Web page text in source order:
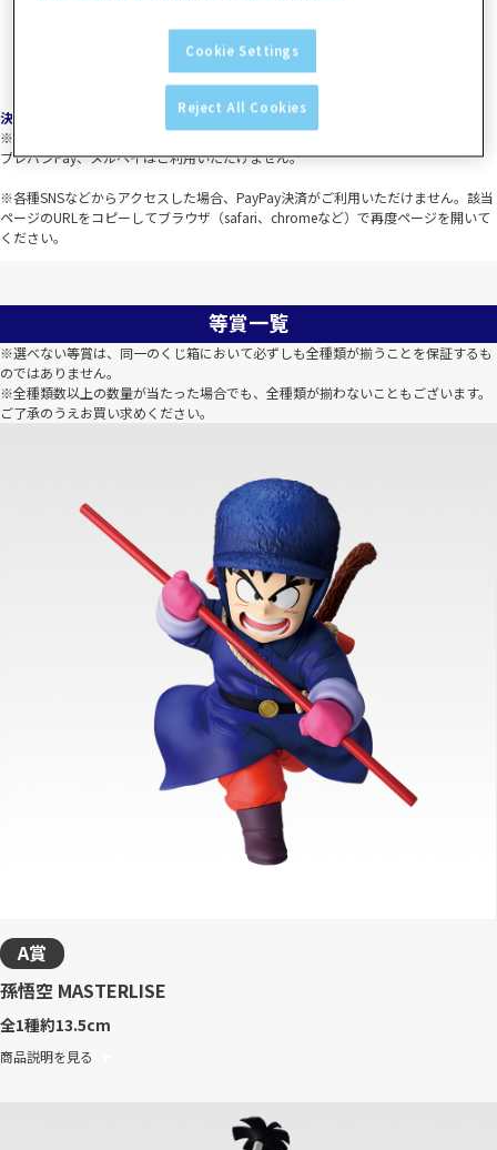
決済について
※「一番くじONLINE」旧サイトとは利用可能なお支払い方法が異なります。
プレバンPay、メルペイはご利用いただけません。
※各種SNSなどからアクセスした場合、PayPay決済がご利用いただけません。該当
ページのURLをコピーしてブラウザ（safari、chromeなど）で再度ページを開いて
ください。
等賞一覧
※選べない等賞は、同一のくじ箱において必ずしも全種類が揃うことを保証するも
のではありません。
※全種類数以上の数量が当たった場合でも、全種類が揃わないこともございます。
ご了承のうえお買い求めください。
A賞
孫悟空 MASTERLISE
全1種約13.5cm
商品説明を見る
Cookie Settings
Reject All Cookies